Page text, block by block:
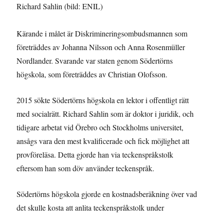
Richard Sahlin (bild: ENIL)
Kärande i målet är Diskrimineringsombudsmannen som
företräddes av Johanna Nilsson och Anna Rosenmüller
Nordlander. Svarande var staten genom Södertörns
högskola, som företräddes av Christian Olofsson.
2015 sökte Södertörns högskola en lektor i offentligt rätt
med socialrätt. Richard Sahlin som är doktor i juridik, och
tidigare arbetat vid Örebro och Stockholms universitet,
ansågs vara den mest kvalificerade och fick möjlighet att
provföreläsa. Detta gjorde han via teckenspråkstolk
eftersom han som döv använder teckenspråk.
Södertörns högskola gjorde en kostnadsberäkning över vad
det skulle kosta att anlita teckenspråkstolk under